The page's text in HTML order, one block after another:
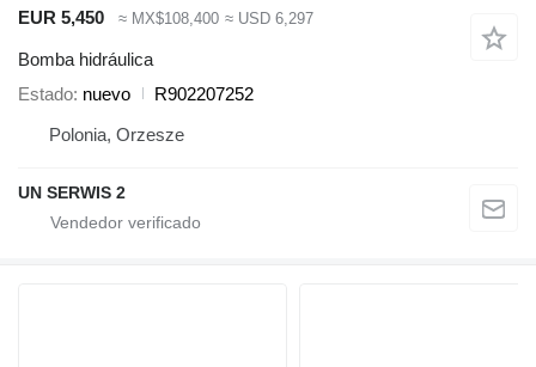
EUR 5,450 ≈ MX$108,400 ≈ USD 6,297
Bomba hidráulica
Estado nuevo
R902207252
Polonia, Orzesze
UN SERWIS 2